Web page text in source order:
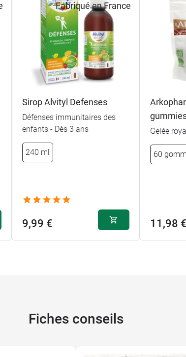
Sirop Alvityl Defenses
Défenses immunitaires des
enfants - Dès 3 ans
240 ml
9,99 €
Gelée
60
11,98 €
Fiches conseils